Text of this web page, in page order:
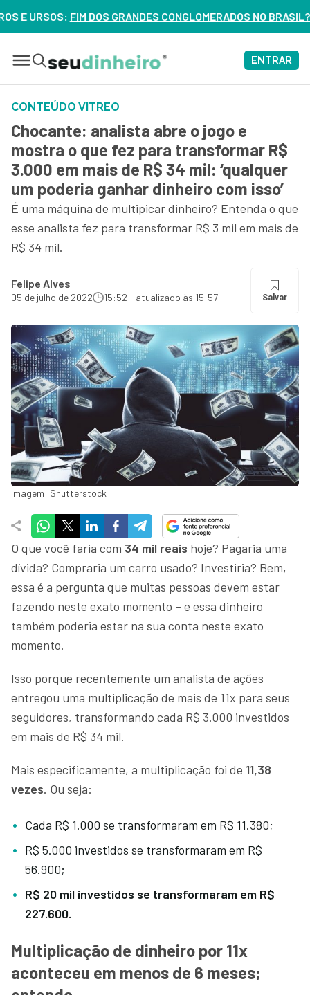
FIM DOS GRANDES CONGLOMERADOS NO BRASIL? VEJA
ENTRAR
CONTEÚDO VITREO
Chocante: analista abre o jogo e
mostra o que fez para transformar R$
3.000 em mais de R$ 34 mil: ‘qualquer
um poderia ganhar dinheiro com isso’
É uma máquina de multipicar dinheiro? Entenda o que
esse analista fez para transformar R$ 3 mil em mais de
R$ 34 mil.
Felipe Alves
05 de julho de 2022 15:52 - atualizado às 15:57 Salvar
Imagem: Shutterstock
O que você faria com 34 mil reais hoje? Pagaria uma
dívida? Compraria um carro usado? Investiria? Bem,
essa é a pergunta que muitas pessoas devem estar
fazendo neste exato momento – e essa dinheiro
também poderia estar na sua conta neste exato
momento.
Isso porque recentemente um analista de ações
entregou uma multiplicação de mais de 11x para seus
seguidores, transformando cada R$ 3.000 investidos
em mais de R$ 34 mil.
Mais especificamente, a multiplicação foi de 11,38
vezes. Ou seja:
Cada R$ 1.000 se transformaram em R$ 11.380;
R$ 5.000 investidos se transformaram em R$
56.900;
R$ 20 mil investidos se transformaram em R$
227.600.
Multiplicação de dinheiro por 11x
aconteceu em menos de 6 meses;